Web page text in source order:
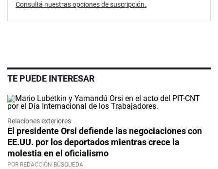
Consultá nuestras opciones de suscripción.
TE PUEDE INTERESAR
Relaciones exteriores
El presidente Orsi defiende las negociaciones con
EE.UU. por los deportados mientras crece la
molestia en el oficialismo
POR REDACCIÓN BÚSQUEDA